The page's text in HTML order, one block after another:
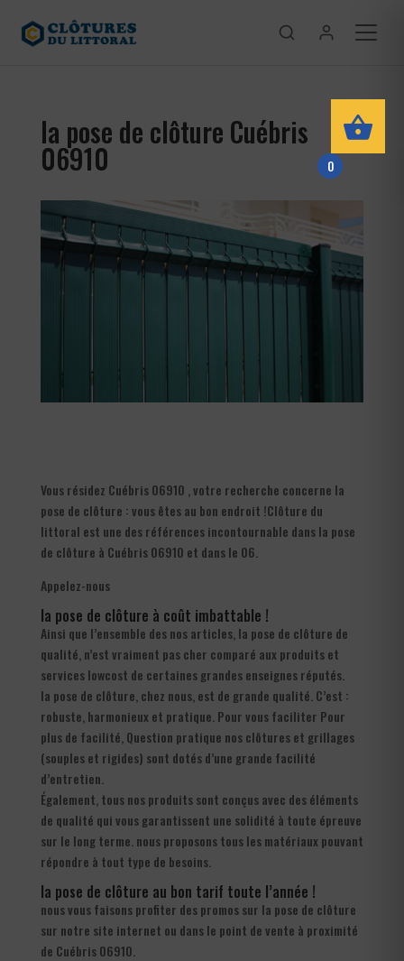
la pose de clôture Cuébris
06910
Vous résidez Cuébris 06910 , votre recherche concerne la
pose de clôture : vous êtes au bon endroit !Clôture du
littoral est une des références incontournable dans la pose
de clôture à Cuébris 06910 et dans le 06.
Appelez-nous
la pose de clôture à coût imbattable !
Ainsi que l’ensemble des nos articles, la pose de clôture de
qualité, n’est vraiment pas cher comparé aux produits et
services lowcost de certaines grandes enseignes réputés.
la pose de clôture, chez nous, est de grande qualité. C’est :
robuste, harmonieux et pratique. Pour vous faciliter Pour
plus de facilité, Question pratique nos clôtures et grillages
(souples et rigides) sont dotés d’une grande facilité
d’entretien.
Également, tous nos produits sont conçus avec des éléments
de qualité qui vous garantissent une solidité à toute épreuve
sur le long terme. nous proposons tous les matériaux pouvant
répondre à tout type de besoins.
la pose de clôture au bon tarif toute l’année !
nous vous faisons profiter des promos sur la pose de clôture
sur notre site internet ou dans le point de vente à proximité
de Cuébris 06910.
0